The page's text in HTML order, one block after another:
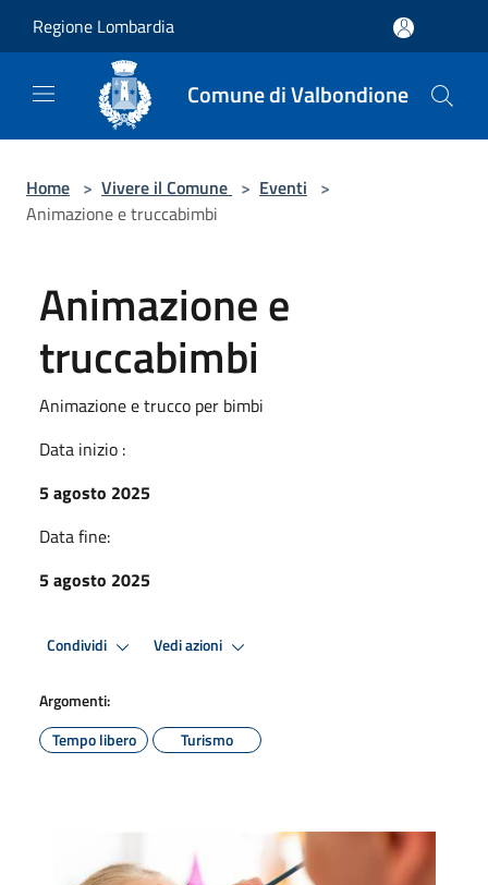
Regione Lombardia
Comune di Valbondione
Home > Vivere il Comune > Eventi >
Animazione e truccabimbi
Animazione e
truccabimbi
Animazione e trucco per bimbi
Data inizio :
5 agosto 2025
Data fine:
5 agosto 2025
Condividi Vedi azioni
Argomenti:
Tempo libero
Turismo